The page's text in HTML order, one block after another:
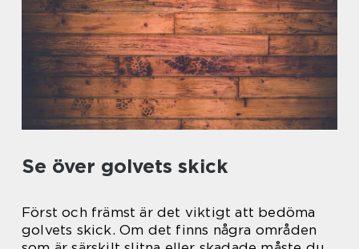
Se över golvets skick
Först och främst är det viktigt att bedöma
golvets skick. Om det finns några områden